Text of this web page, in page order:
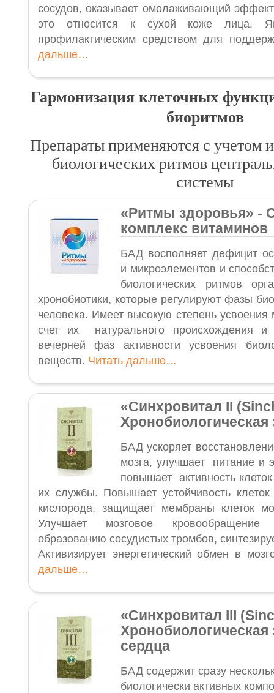
сосудов, оказывает омолаживающий
это относится к сухой коже лица.
профилактическим средством для
дальше…
Гармонизация клеточных
биоритмов
Препараты применяются с учетом
биологических ритмов
системы
«Ритмы здоровья» -
комплекс витаминов
БАД восполняет дефицит
и микроэлементов и
биологических ритмов
хронобиотики, которые регулируют фазы
человека. Имеет высокую степень усвоения
счет их натурального происхождения и
вечерней фаз активности усвоения
веществ. Читать дальше…
«Синхровитал II
Хронобиологическая
БАД ускоряет
мозга, улучшает питание и
повышает активность
их службы. Повышает устойчивость
кислорода, защищает мембраны клеток
Улучшает мозговое кровообращение
образованию сосудистых тромбов,
Активизирует энергетический обмен в
дальше…
«Синхровитал III
Хронобиологическая
сердца
БАД содержит сразу
биологически активных